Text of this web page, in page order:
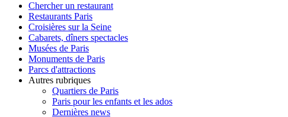
Chercher un restaurant
Restaurants Paris
Croisières sur la Seine
Cabarets, dîners spectacles
Musées de Paris
Monuments de Paris
Parcs d'attractions
Autres rubriques
Quartiers de Paris
Paris pour les enfants et les ados
Dernières news